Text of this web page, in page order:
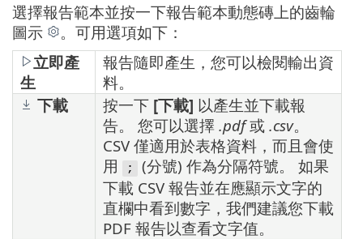
選擇報告範本並按一下報告範本動態磚上的齒輪
圖示
。可用選項如下：
立即產
生
報告隨即產生，您可以檢閱輸出資
料。
下載
按一下 [下載] 以產生並下載報
告。 您可以選擇 .pdf或 .csv。
CSV 僅適用於表格資料，而且會使
用
;
(分號) 作為分隔符號。 如果
下載 CSV 報告並在應顯示文字的
直欄中看到數字，我們建議您下載
PDF 報告以查看文字值。